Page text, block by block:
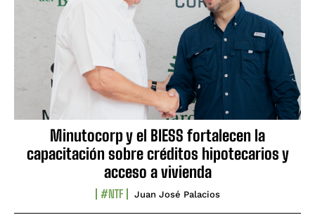
Minutocorp y el BIESS fortalecen la
capacitación sobre créditos hipotecarios y
acceso a vivienda
#NTF Juan José Palacios